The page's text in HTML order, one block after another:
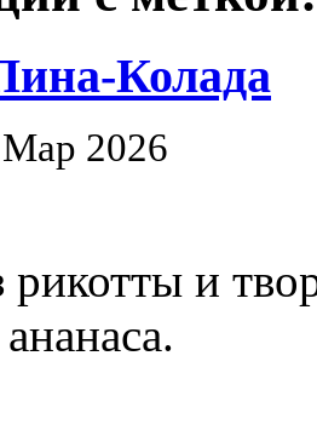
Колада
2026
рикотты и